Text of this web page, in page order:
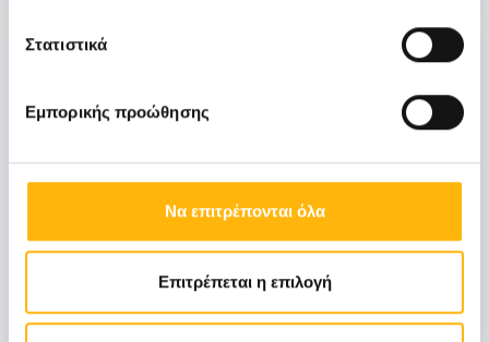
Στατιστικά
Εμπορικής προώθησης
Να επιτρέπονται όλα
Επιτρέπεται η επιλογή
31
Οκτωβρίου
ΓΕΝΙΚΗ ΚΛΙΝΙΚΗ
ΙΑΣΩ: Ημερίδα «Ενδιαφέροντα θέματα